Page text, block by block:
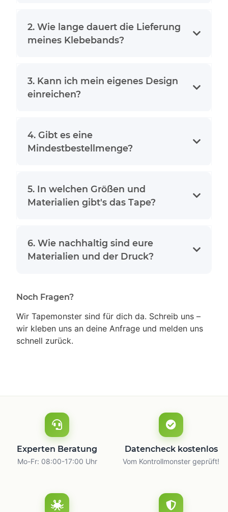
2. Wie lange dauert die Lieferung
meines Klebebands?
3. Kann ich mein eigenes Design
einreichen?
4. Gibt es eine
Mindestbestellmenge?
5. In welchen Größen und
Materialien gibt's das Tape?
6. Wie nachhaltig sind eure
Materialien und der Druck?
Noch Fragen?
Wir Tapemonster sind für dich da. Schreib uns –
wir kleben uns an deine Anfrage und melden uns
schnell zurück.
Experten Beratung
Mo-Fr: 08:00-17:00 Uhr
Datencheck kostenlos
Vom Kontrollmonster geprüft!